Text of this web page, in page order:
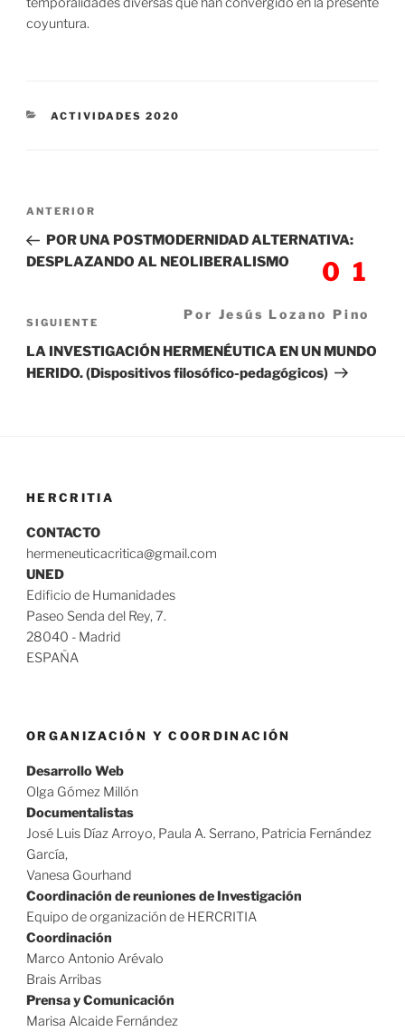
coyuntura.
CATEGORÍAS
ACTIVIDADES 2020
Navegación
entradas
Entrada
anterior:
ANTERIOR
POR UNA POSTMODERNIDAD ALTERNATIVA:
DESPLAZANDO AL NEOLIBERALISMO
01
Por Jesús Lozano Pino
Siguiente
entrada
SIGUIENTE
LA INVESTIGACIÓN HERMENÉUTICA EN UN MUNDO
HERIDO. (Dispositivos filosófico-pedagógicos)
HERCRITIA
CONTACTO
hermeneuticacritica@gmail.com
UNED
Edificio de Humanidades
Paseo Senda del Rey, 7.
28040 - Madrid
ESPAÑA
ORGANIZACIÓN Y COORDINACIÓN
Desarrollo Web
Olga Gómez Millón
Documentalistas
José Luis Díaz Arroyo, Paula A. Serrano, Patricia Fernández
García,
Vanesa Gourhand
Coordinación de reuniones de Investigación
Equipo de organización de HERCRITIA
Coordinación
Marco Antonio Arévalo
Brais Arribas
Prensa y Comunicación
Marisa Alcaide Fernández